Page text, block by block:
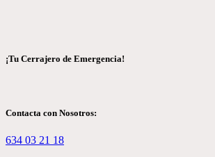
¡Tu Cerrajero de Emergencia!
Contacta con Nosotros:
634 03 21 18